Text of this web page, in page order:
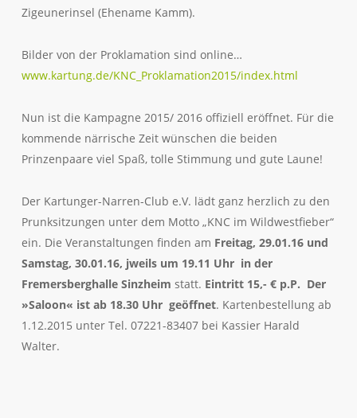
Zigeunerinsel (Ehename Kamm).
Bilder von der Proklamation sind online…
www.kartung.de/KNC_Proklamation2015/index.html
Nun ist die Kampagne 2015/ 2016 offiziell eröffnet. Für die
kommende närrische Zeit wünschen die beiden
Prinzenpaare viel Spaß, tolle Stimmung und gute Laune!
Der Kartunger-Narren-Club e.V. lädt ganz herzlich zu den
Prunksitzungen unter dem Motto „KNC im Wildwestfieber“
ein. Die Veranstaltungen finden am Freitag, 29.01.16 und
Samstag, 30.01.16, jweils um 19.11 Uhr in der
Fremersberghalle Sinzheim statt. Eintritt 15,- € p.P. Der
»Saloon« ist ab 18.30 Uhr geöffnet. Kartenbestellung ab
1.12.2015 unter Tel. 07221-83407 bei Kassier Harald
Walter.